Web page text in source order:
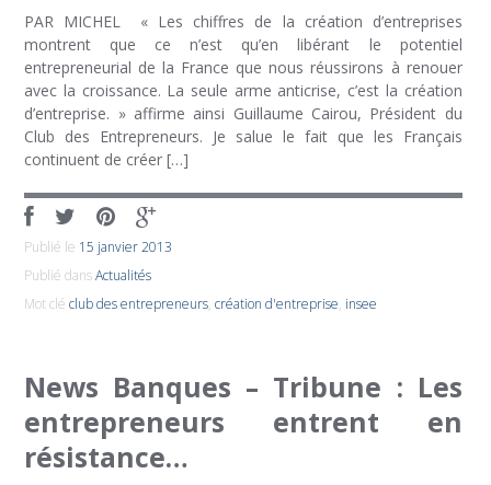
PAR MICHEL « Les chiffres de la création d’entreprises
montrent que ce n’est qu’en libérant le potentiel
entrepreneurial de la France que nous réussirons à renouer
avec la croissance. La seule arme anticrise, c’est la création
d’entreprise. » affirme ainsi Guillaume Cairou, Président du
Club des Entrepreneurs. Je salue le fait que les Français
continuent de créer […]
Publié le 15 janvier 2013
Publié dansActualités
Mot cléclub des entrepreneurs,création d'entreprise, insee
News Banques – Tribune : Les
entrepreneurs entrent en
résistance…